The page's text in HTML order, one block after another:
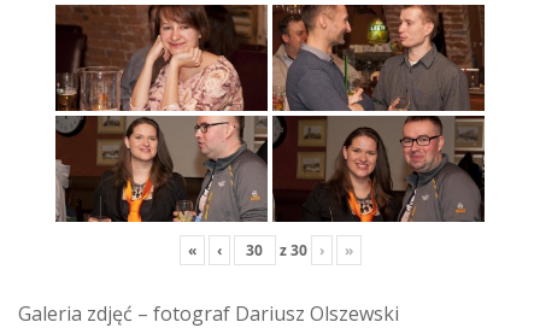
« ‹ z30 › »
Galeria zdjęć – fotograf Dariusz Olszewski